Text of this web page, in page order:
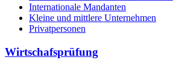
Internationale Mandanten
Kleine und mittlere Unternehmen
Privatpersonen
Wirtschafsprüfung